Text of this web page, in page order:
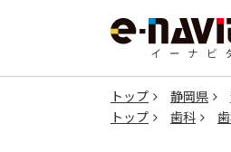
トップ 静岡県
トップ
歯科